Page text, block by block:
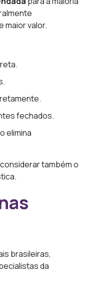
maior valor.
fechados.
elimina
também o
brasileiras,
da